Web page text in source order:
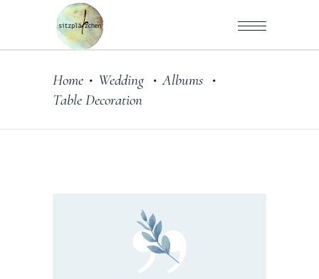
Home • Wedding •Albums •
Table Decoration